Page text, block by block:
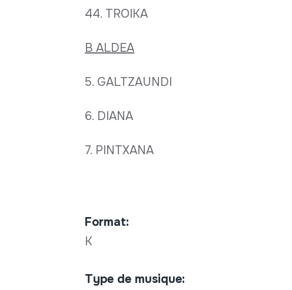
44. TROIKA
B ALDEA
5. GALTZAUNDI
6. DIANA
7. PINTXANA
Format:
K
Type de musique: